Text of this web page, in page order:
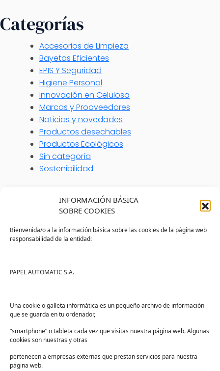
INFORMACIÓN BÁSICA
SOBRE COOKIES
Bienvenida/o a la información básica sobre las cookies de la página web
responsabilidad de la entidad:
PAPEL AUTOMATIC S.A.
Una cookie o galleta informática es un pequeño archivo de información
que se guarda en tu ordenador,
“smartphone” o tableta cada vez que visitas nuestra página web. Algunas
cookies son nuestras y otras
pertenecen a empresas externas que prestan servicios para nuestra
página web.
Categorías
Accesorios de Limpieza
Bayetas Eficientes
EPIS Y Seguridad
Higiene Personal
Innovación en Celulosa
Marcas y Prooveedores
Noticias y novedades
Productos desechables
Productos Ecológicos
Sin categoría
Sostenibilidad
Sanidad
Tienda PAPELMATIC
Lista de deseos
Términos y condiciones
Devoluciones